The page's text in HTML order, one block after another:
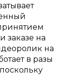
заказе на
на
в разы